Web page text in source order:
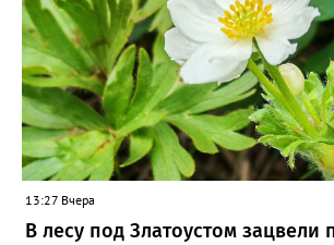
13:27 Вчера
В лесу под Златоустом зацвели